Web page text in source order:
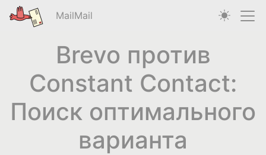
MailMail
Brevo против
Constant Contact:
Поиск оптимального
варианта